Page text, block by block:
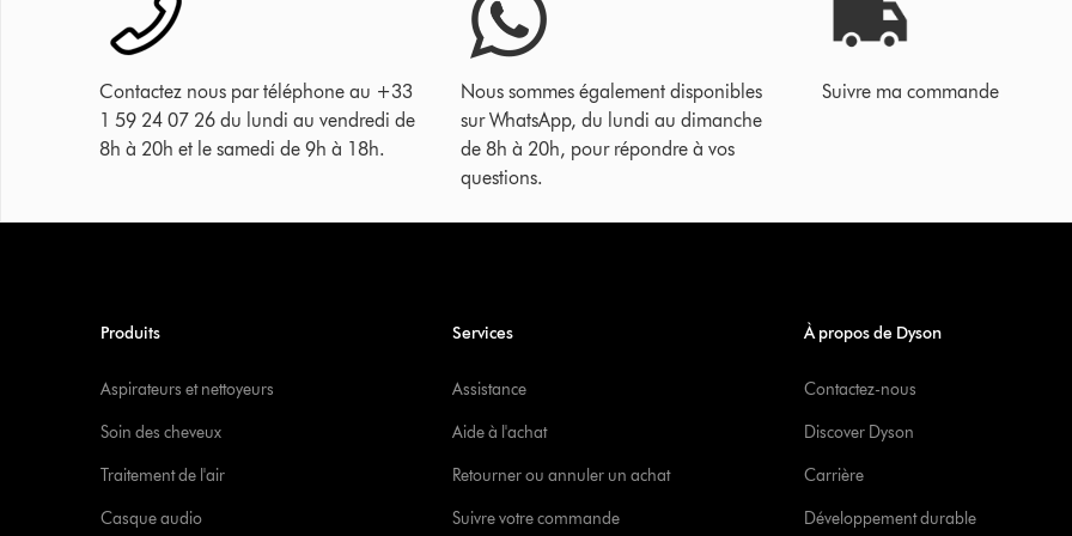
Contactez nous par téléphone au +33
1 59 24 07 26 du lundi au vendredi de
8h à 20h et le samedi de 9h à 18h.
Nous sommes également disponibles
sur WhatsApp, du lundi au dimanche
de 8h à 20h, pour répondre à vos
questions.
Suivre ma commande
Produits
Aspirateurs et nettoyeurs
Soin des cheveux
Traitement de l'air
Casque audio
Services
Assistance
Aide à l'achat
Retourner ou annuler un achat
Suivre votre commande
À propos de Dyson
Contactez-nous
Discover Dyson
Carrière
Développement durable